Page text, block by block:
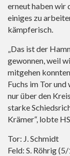
erneut haben wir
einiges zu
kämpferisch.
„Das ist der
gewonnen, weil
mitgehen
Fuchs im Tor
nur über den
starke
Krämer“, lobte
Tor: J. Schmidt
Feld: S. Röhrig